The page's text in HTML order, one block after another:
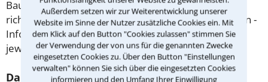
Außerdem setzen wir zur Weiterentwicklung unserer
Website im Sinne der Nutzer zusätzliche Cookies ein. Mit
dem Klick auf den Button "Cookies zulassen" stimmen Sie
der Verwendung der von uns für die genannten Zwecke
eingesetzten Cookies zu. Über den Button "Einstellungen
verwalten" können Sie sich über die eingesetzten Cookies
informieren und den Umfang Ihrer Einwilligung
Bauvorhabens vorbereitet. Wir helfen Ihnen, den
richtigen Rechtsanwalt für Baurecht in Jena zu finden -
Informationen zu den Juristen finden Sie auf dem
jeweiligen Anwaltsprofil.
Darauf sollten Sie bei Baumängeln achten